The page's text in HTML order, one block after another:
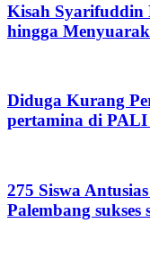
Kisah Syarifuddin
hingga
Diduga Kurang
pertamina di
275 Siswa
Palembang